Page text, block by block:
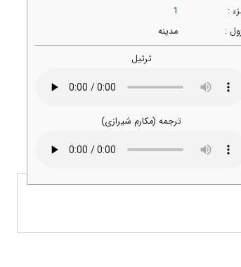
:
1
:
مدینه
ترتیل
ترجمه (مکارم شیرازی)